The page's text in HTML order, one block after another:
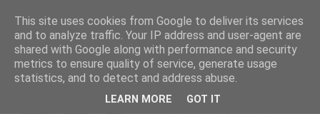
This site uses cookies from Google to deliver its services
and to analyze traffic. Your IP address and user-agent are
shared with Google along with performance and security
metrics to ensure quality of service, generate usage
statistics, and to detect and address abuse.
LEARN MORE GOT IT